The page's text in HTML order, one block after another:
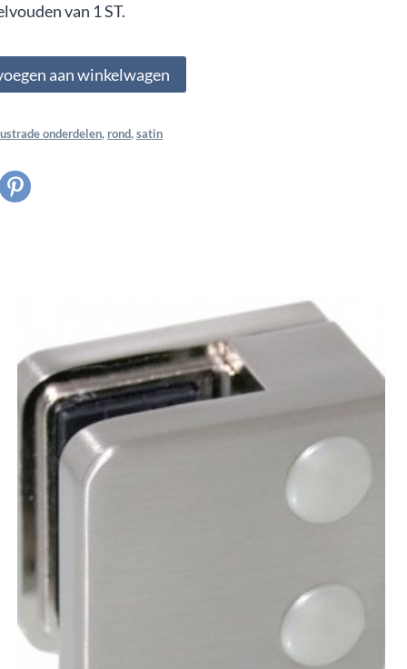
van 1 ST.
aan winkelwagen
onderdelen, rond, satin